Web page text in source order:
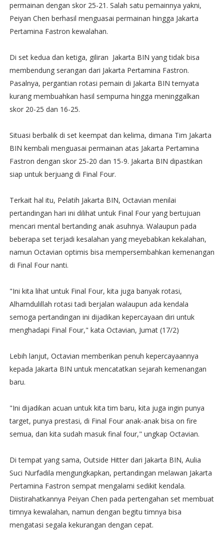
permainan dengan skor 25-21. Salah satu pemainnya yakni,
Peiyan Chen berhasil menguasai permainan hingga Jakarta
Pertamina Fastron kewalahan.
Di set kedua dan ketiga, giliran Jakarta BIN yang tidak bisa
membendung serangan dari Jakarta Pertamina Fastron.
Pasalnya, pergantian rotasi pemain di Jakarta BIN ternyata
kurang membuahkan hasil sempurna hingga meninggalkan
skor 20-25 dan 16-25.
Situasi berbalik di set keempat dan kelima, dimana Tim Jakarta
BIN kembali menguasai permainan atas Jakarta Pertamina
Fastron dengan skor 25-20 dan 15-9. Jakarta BIN dipastikan
siap untuk berjuang di Final Four.
Terkait hal itu, Pelatih Jakarta BIN, Octavian menilai
pertandingan hari ini dilihat untuk Final Four yang bertujuan
mencari mental bertanding anak asuhnya. Walaupun pada
beberapa set terjadi kesalahan yang meyebabkan kekalahan,
namun Octavian optimis bisa mempersembahkan kemenangan
di Final Four nanti.
"Ini kita lihat untuk Final Four, kita juga banyak rotasi,
Alhamdulillah rotasi tadi berjalan walaupun ada kendala
semoga pertandingan ini dijadikan kepercayaan diri untuk
menghadapi Final Four," kata Octavian, Jumat (17/2)
Lebih lanjut, Octavian memberikan penuh kepercayaannya
kepada Jakarta BIN untuk mencatatkan sejarah kemenangan
baru.
"Ini dijadikan acuan untuk kita tim baru, kita juga ingin punya
target, punya prestasi, di Final Four anak-anak bisa on fire
semua, dan kita sudah masuk final four," ungkap Octavian.
Di tempat yang sama, Outside Hitter dari Jakarta BIN, Aulia
Suci Nurfadila mengungkapkan, pertandingan melawan Jakarta
Pertamina Fastron sempat mengalami sedikit kendala.
Diistirahatkannya Peiyan Chen pada pertengahan set membuat
timnya kewalahan, namun dengan begitu timnya bisa
mengatasi segala kekurangan dengan cepat.